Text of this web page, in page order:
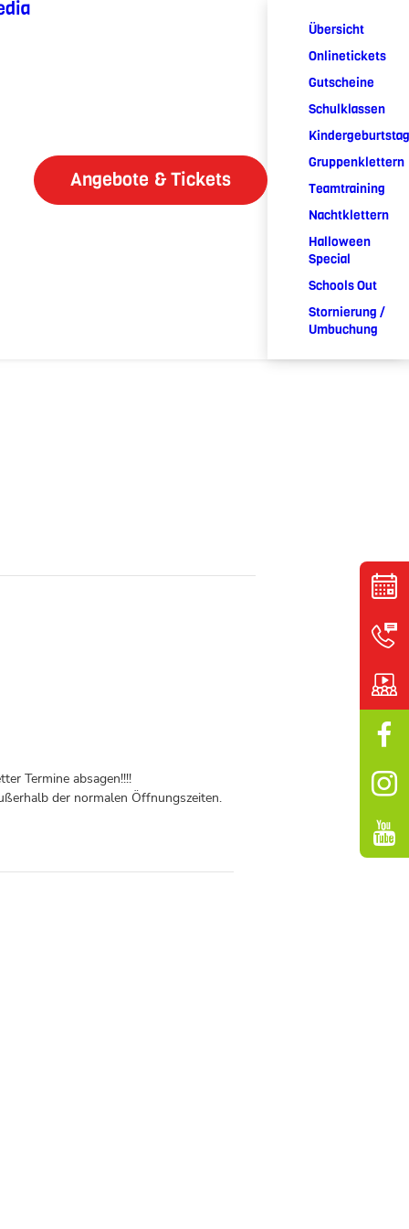
Angebote & Tickets
Übersicht
Onlinetickets
Gutscheine
Schulklassen
Kindergeburtstag
Gruppenklettern
Teamtraining
Nachtklettern
Halloween
Special
Schools Out
Stornierung /
Umbuchung
Termine absagen!!!!
der normalen Öffnungszeiten.